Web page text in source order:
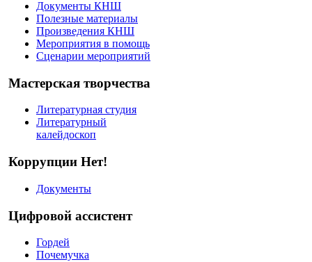
Документы КНШ
Полезные материалы
Произведения КНШ
Мероприятия в помощь
Сценарии мероприятий
Мастерская творчества
Литературная студия
Литературный
калейдоскоп
Коррупции Нет!
Документы
Цифровой ассистент
Гордей
Почемучка